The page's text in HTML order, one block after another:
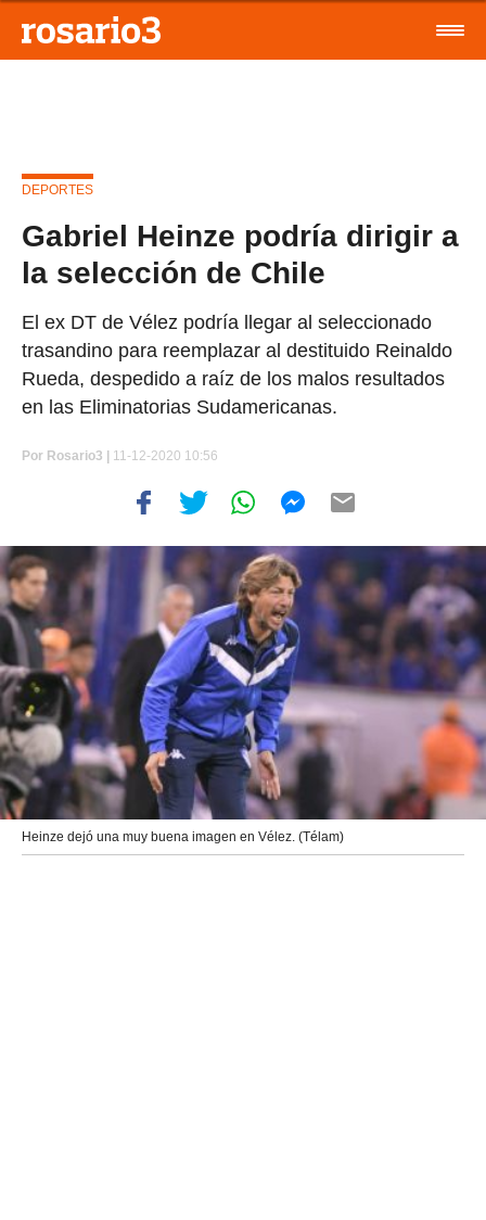
DEPORTES
Gabriel Heinze podría dirigir a
la selección de Chile
El ex DT de Vélez podría llegar al seleccionado
trasandino para reemplazar al destituido Reinaldo
Rueda, despedido a raíz de los malos resultados
en las Eliminatorias Sudamericanas.
Por Rosario3 | 11-12-2020 10:56
Heinze dejó una muy buena imagen en Vélez. (Télam)